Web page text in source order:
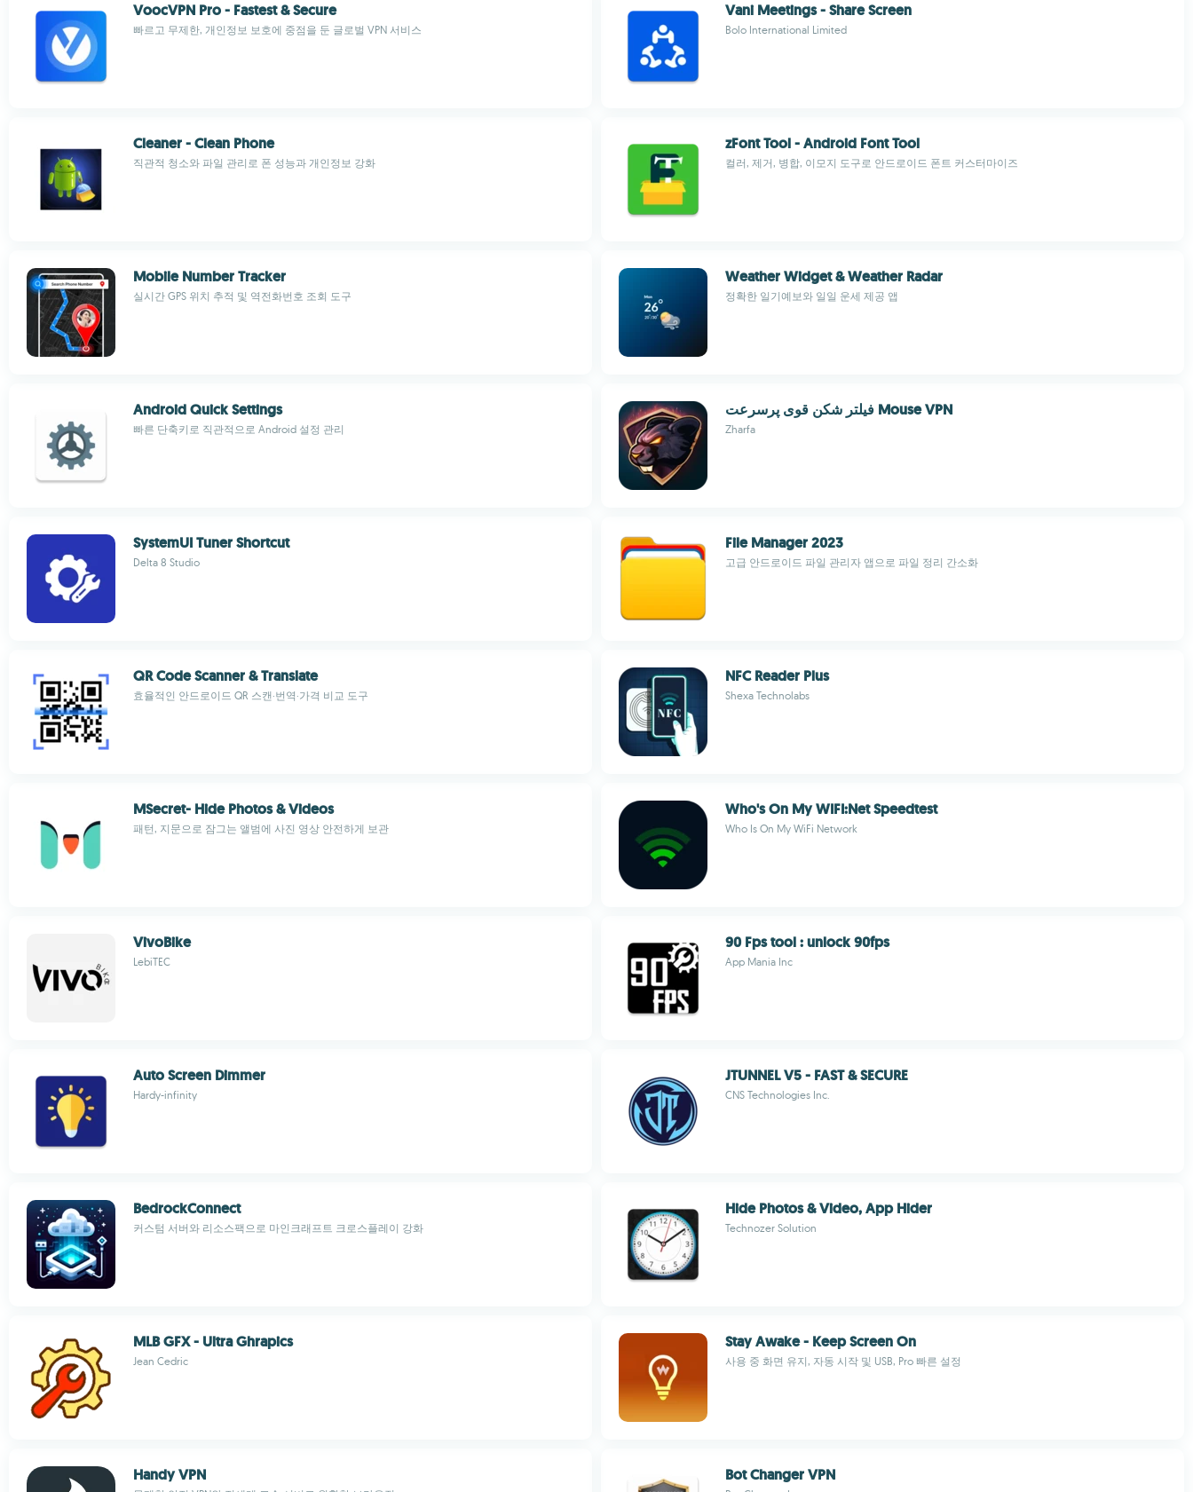
VoocVPN Pro - Fastest & Secure
빠르고 무제한, 개인정보 보호에 중점을 둔 글로벌 VPN 서비스
Vani Meetings - Share Screen
Bolo International Limited
Cleaner - Clean Phone
직관적 청소와 파일 관리로 폰 성능과 개인정보 강화
zFont Tool - Android Font Tool
컬러, 제거, 병합, 이모지 도구로 안드로이드 폰트 커스터마이즈
Mobile Number Tracker
실시간 GPS 위치 추적 및 역전화번호 조회 도구
Weather Widget & Weather Radar
정확한 일기예보와 일일 운세 제공 앱
Android Quick Settings
빠른 단축키로 직관적으로 Android 설정 관리
فیلتر شکن قوی پرسرعت Mouse VPN
Zharfa
SystemUI Tuner Shortcut
Delta 8 Studio
File Manager 2023
고급 안드로이드 파일 관리자 앱으로 파일 정리 간소화
QR Code Scanner & Translate
효율적인 안드로이드 QR 스캔·번역·가격 비교 도구
NFC Reader Plus
Shexa Technolabs
MSecret- Hide Photos & Videos
패턴, 지문으로 잠그는 앨범에 사진 영상 안전하게 보관
Who's On My WIFI:Net Speedtest
Who Is On My WiFi Network
VivoBike
LebiTEC
90 Fps tool : unlock 90fps
App Mania Inc
Auto Screen Dimmer
Hardy-infinity
JTUNNEL V5 - FAST & SECURE
CNS Technologies Inc.
BedrockConnect
커스텀 서버와 리소스팩으로 마인크래프트 크로스플레이 강화
Hide Photos & Video, App Hider
Technozer Solution
MLB GFX - Ultra Ghrapics
Jean Cedric
Stay Awake - Keep Screen On
사용 중 화면 유지, 자동 시작 및 USB, Pro 빠른 설정
Handy VPN Bot Changer VPN